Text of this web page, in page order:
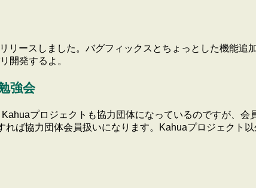
リースしました。バグフィックスとちょっとした機能追
開発するよ。
強会
プロジェクトも協力団体になっているのですが、
ば協力団体会員扱いになります。Kahuaプロジェクト